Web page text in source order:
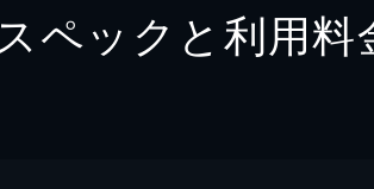
ペックと利用料